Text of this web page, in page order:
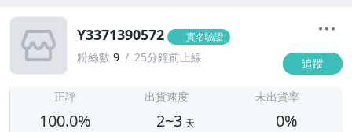
Y3371390572 實名驗證
粉絲數 9 25分鐘前上線 追蹤
正評
100.0%
出貨速度
2~3 天
未出貨率
0%